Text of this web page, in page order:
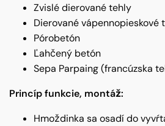
Zvislé dierované tehly
Dierované vápennopieskové
Pórobetón
Ľahčený betón
Sepa Parpaing (francúzska
Princíp funkcie, montáž:
Hmoždinka sa osadí do